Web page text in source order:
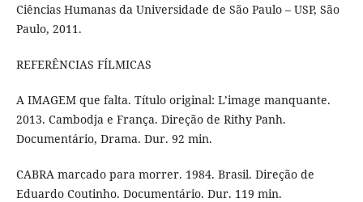
Ciências Humanas da Universidade de São Paulo – USP, São
Paulo, 2011.
REFERÊNCIAS FÍLMICAS
A IMAGEM que falta. Título original: L’image manquante.
2013. Cambodja e França. Direção de Rithy Panh.
Documentário, Drama. Dur. 92 min.
CABRA marcado para morrer. 1984. Brasil. Direção de
Eduardo Coutinho. Documentário. Dur. 119 min.